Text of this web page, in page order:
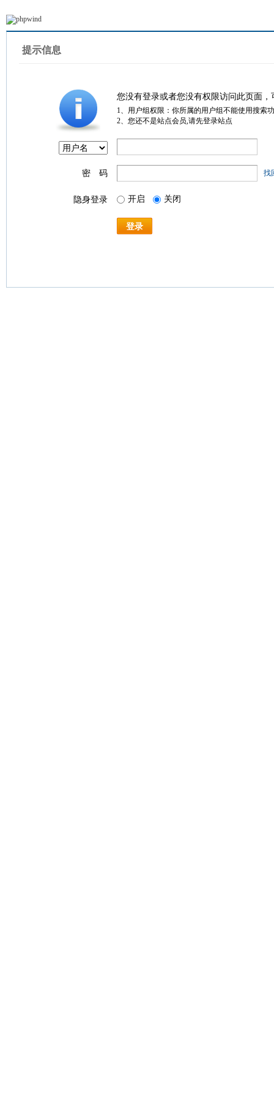
提示信息
您没有登录或者您没有权限访问此页面
1、用户组权限：你所属的用户组不能使用搜索
2、您还不是站点会员,请先登录站点
密 码 找
隐身登录 开启 关闭
登录